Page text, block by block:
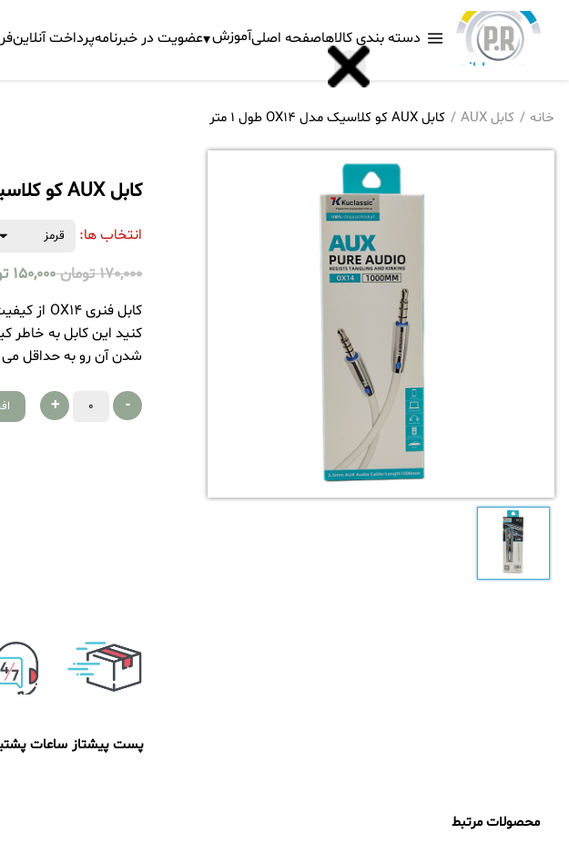
دسته بندی کالاهاصفحه اصلیآموزش عضویت در خبرنامهپرداخت آنلاین
خانه کابل AUX کابل AUX کو کلاسیک مدل OX14 طول 1 متر
کابل AUX کو کلاسیک مدل OX14 طول 1 متر
انتخاب ها:
170,000 تومان 150,000
کنید این کابل به
شدن آن رو به حداقل می
-
+
پست پیشتاز ساعات پشتیبانی
محصولات مرتبط